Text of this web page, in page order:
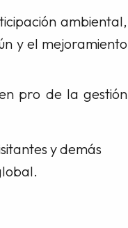
ambiental,
y el mejoramiento
pro de la gestión
y demás